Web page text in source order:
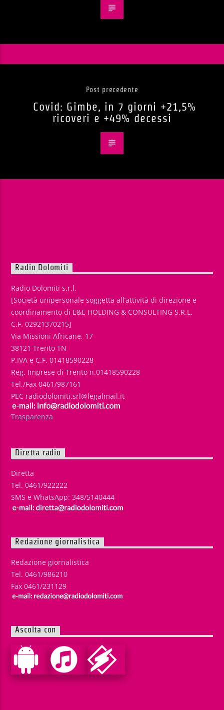
Post precedente
Covid: Gimbe, in 7 giorni +21,5%
ricoveri e +49% decessi
Radio Dolomiti
Radio Dolomiti s.r.l.
[Società unipersonale soggetta all’attività di direzione e
coordinamento di E&E HOLDING & CONSULTING S.R.L.
C.F. 02921370215]
Via Missioni Africane, 17
38121 Trento TN
P.IVA e C.F. 01418590228
Reg. Imprese di Trento n.01418590228
Tel./Fax 0461/987161
PEC radiodolomiti.srl@legalmail.it
Trasparenza
Diretta radio
Diretta
Tel. 0461/922222
SMS e WhatsApp: 348/5140444
Redazione giornalistica
Redazione giornalistica
Tel. 0461/986210
Fax 0461/231129
Ascolta con